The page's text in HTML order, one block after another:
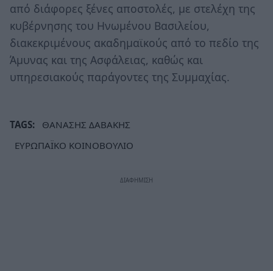
από διάφορες ξένες αποστολές, με στελέχη της
κυβέρνησης του Ηνωμένου Βασιλείου,
διακεκριμένους ακαδημαϊκούς από το πεδίο της
Άμυνας και της Ασφάλειας, καθώς και
υπηρεσιακούς παράγοντες της Συμμαχίας.
TAGS:
ΘΑΝΑΣΗΣ ΔΑΒΑΚΗΣ
ΕΥΡΩΠΑΪΚΟ ΚΟΙΝΟΒΟΥΛΙΟ